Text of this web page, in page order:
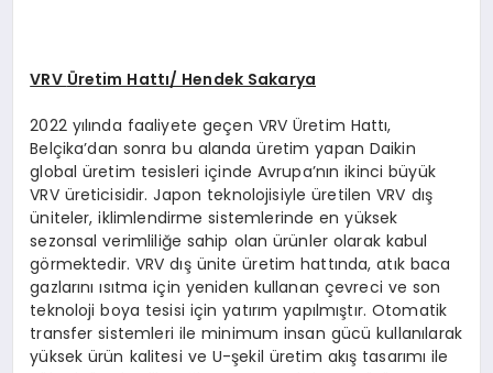
VRV Üretim Hattı/ Hendek Sakarya
2022 yılında faaliyete geçen VRV Üretim Hattı,
Belçika’dan sonra bu alanda üretim yapan Daikin
global üretim tesisleri içinde Avrupa’nın ikinci büyük
VRV üreticisidir. Japon teknolojisiyle üretilen VRV dış
üniteler, iklimlendirme sistemlerinde en yüksek
sezonsal verimliliğe sahip olan ürünler olarak kabul
görmektedir. VRV dış ünite üretim hattında, atık baca
gazlarını ısıtma için yeniden kullanan çevreci ve son
teknoloji boya tesisi için yatırım yapılmıştır. Otomatik
transfer sistemleri ile minimum insan gücü kullanılarak
yüksek ürün kalitesi ve U-şekil üretim akış tasarımı ile